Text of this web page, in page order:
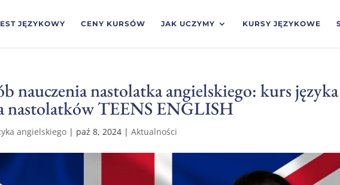
JĘZYKOWY CENY KURSÓW JAK UCZYMY KURSY JĘZYKOWE
nauczenia nastolatka angielskiego: kurs języka
nastolatków TEENS ENGLISH
angielskiego | paź 8, 2024 |Aktualności